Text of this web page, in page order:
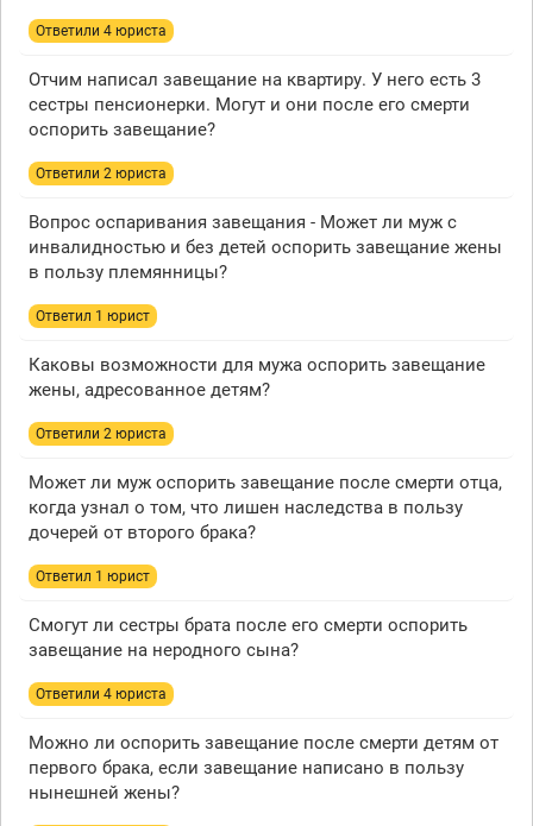
Ответили 4 юристa
Отчим написал завещание на квартиру. У него есть 3
сестры пенсионерки. Могут и они после его смерти
оспорить завещание?
Ответили 2 юристa
Вопрос оспаривания завещания - Может ли муж с
инвалидностью и без детей оспорить завещание жены
в пользу племянницы?
Ответил 1 юрист
Каковы возможности для мужа оспорить завещание
жены, адресованное детям?
Ответили 2 юристa
Может ли муж оспорить завещание после смерти отца,
когда узнал о том, что лишен наследства в пользу
дочерей от второго брака?
Ответил 1 юрист
Смогут ли сестры брата после его смерти оспорить
завещание на неродного сына?
Ответили 4 юристa
Можно ли оспорить завещание после смерти детям от
первого брака, если завещание написано в пользу
нынешней жены?